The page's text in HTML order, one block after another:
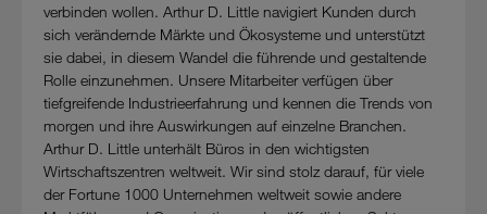
verbinden wollen. Arthur D. Little navigiert Kunden durch
sich verändernde Märkte und Ökosysteme und unterstützt
sie dabei, in diesem Wandel die führende und gestaltende
Rolle einzunehmen. Unsere Mitarbeiter verfügen über
tiefgreifende Industrieerfahrung und kennen die Trends von
morgen und ihre Auswirkungen auf einzelne Branchen.
Arthur D. Little unterhält Büros in den wichtigsten
Wirtschaftszentren weltweit. Wir sind stolz darauf, für viele
der Fortune 1000 Unternehmen weltweit sowie andere